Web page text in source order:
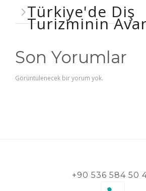
Türkiye'de Diş
Turizminin
Son Yorumlar
Görüntülenecek bir yorum yok.
+90 536 584 50